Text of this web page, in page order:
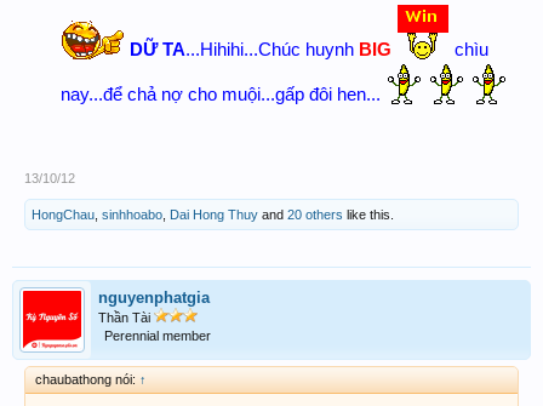
DỮ TA...Hihihi...Chúc huynh BIG chìu
nay...để chả nợ cho muội...gấp đôi hen...
13/10/12
HongChau sinhhoabo Dai Hong Thuy and 20 others like this.
nguyenphatgia
Thần Tài
Perennial member
chaubathong nói: ↑